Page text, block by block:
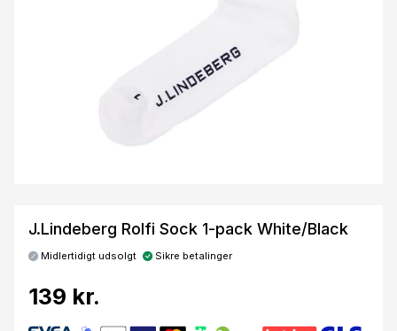
J.Lindeberg Rolfi Sock 1-pack White/Black
Midlertidigt udsolgt Sikre betalinger
139 kr.